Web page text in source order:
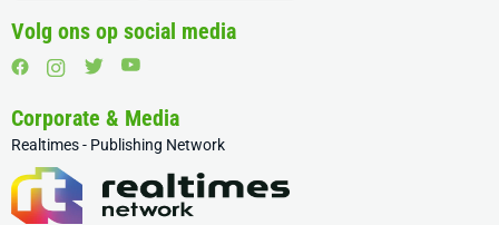
Volg ons op social media
Corporate & Media
Realtimes - Publishing Network